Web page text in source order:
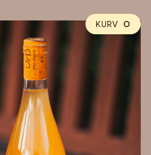
KURV 0